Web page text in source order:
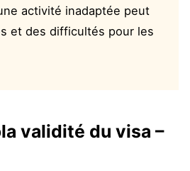
activité inadaptée peut
et des difficultés pour les
validité du visa –